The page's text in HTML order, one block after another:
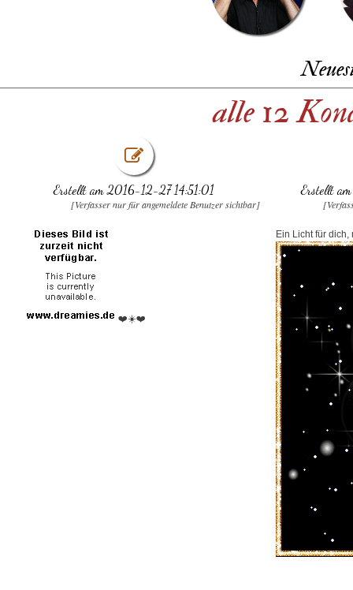
alle 12
Erstellt am 2016-12-27 14:51:01
[Verfasser nur für angemeldete Benutzer sichtbar]
❤️☀️❤️
Erstellt
Ein Licht für